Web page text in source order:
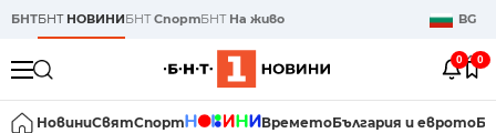
БНТБНТ НОВИНИБНТСпортБНТ На живо BG
0 0
НовиниСвятСпорт ВреметоБългария и еврото